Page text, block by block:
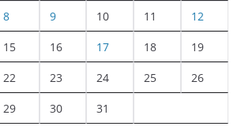
8 9 10 11 12
15 16 17 18 19
22 23 24 25 26
29 30 31